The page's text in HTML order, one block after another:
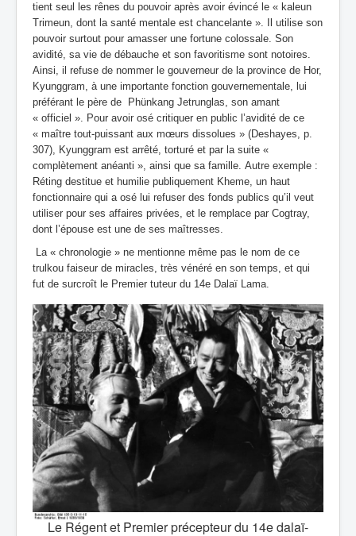
tient seul les rênes du pouvoir après avoir évincé le « kaleun
Trimeun, dont la santé mentale est chancelante ». Il utilise son
pouvoir surtout pour amasser une fortune colossale. Son
avidité, sa vie de débauche et son favoritisme sont notoires.
Ainsi, il refuse de nommer le gouverneur de la province de Hor,
Kyunggram, à une importante fonction gouvernementale, lui
préférant le père de Phünkang Jetrunglas, son amant
« officiel ». Pour avoir osé critiquer en public l’avidité de ce
« maître tout-puissant aux mœurs dissolues » (Deshayes, p.
307), Kyunggram est arrêté, torturé et par la suite «
complètement anéanti », ainsi que sa famille. Autre exemple :
Réting destitue et humilie publiquement Kheme, un haut
fonctionnaire qui a osé lui refuser des fonds publics qu’il veut
utiliser pour ses affaires privées, et le remplace par Cogtray,
dont l’épouse est une de ses maîtresses.
La « chronologie » ne mentionne même pas le nom de ce
trulkou faiseur de miracles, très vénéré en son temps, et qui
fut de surcroît le Premier tuteur du 14e Dalaï Lama.
Le Régent et Premier précepteur du 14e dalaï-